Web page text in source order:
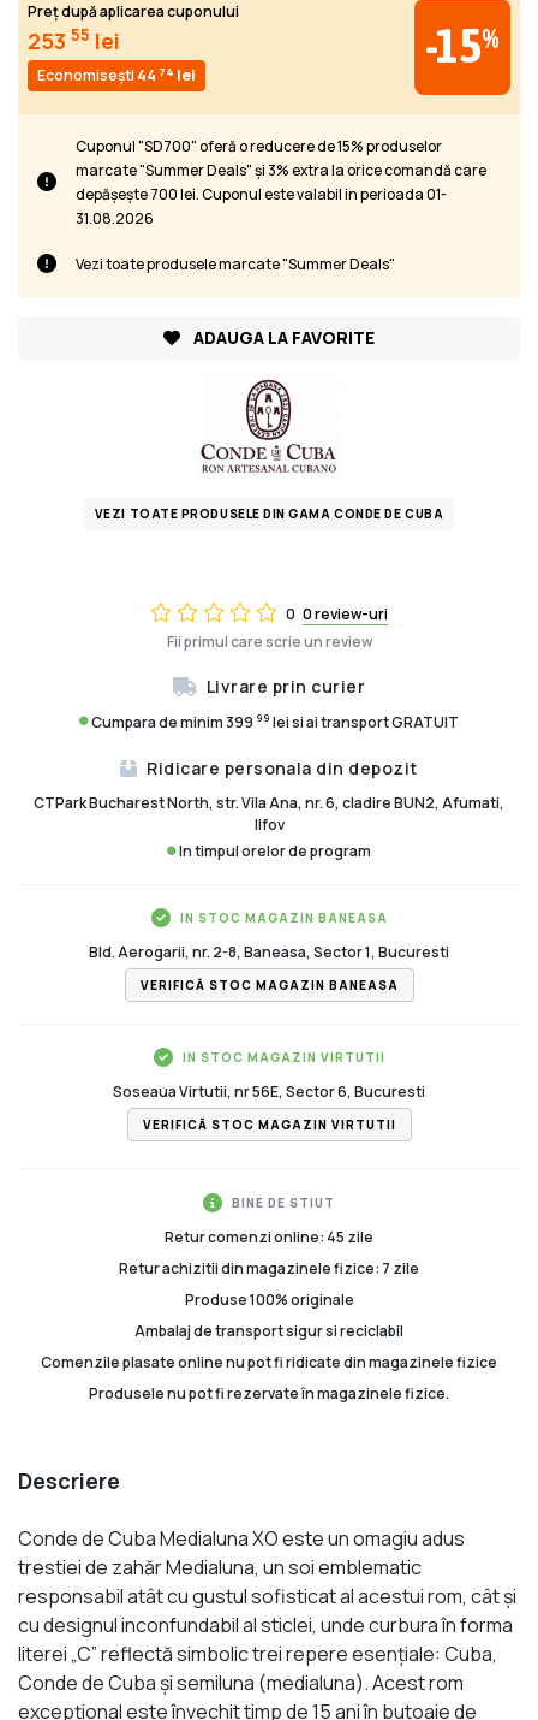
0 0 review-uri
Fii primul care scrie un review
Livrare prin curier
Cumpara de minim 399 99 lei si ai transport GRATUIT
Ridicare personala din depozit
CTPark Bucharest North, str. Vila Ana, nr. 6, cladire BUN2, Afumati,
Ilfov
In timpul orelor de program
IN STOC MAGAZIN BANEASA
Bld. Aerogarii, nr. 2-8, Baneasa, Sector 1, Bucuresti
VERIFICĂ STOC MAGAZIN BANEASA
IN STOC MAGAZIN VIRTUTII
Soseaua Virtutii, nr 56E, Sector 6, Bucuresti
VERIFICĂ STOC MAGAZIN VIRTUTII
BINE DE STIUT
Retur comenzi online: 45 zile
Retur achizitii din magazinele fizice: 7 zile
Produse 100% originale
Ambalaj de transport sigur si reciclabil
Comenzile plasate online nu pot fi ridicate din magazinele fizice
Produsele nu pot fi rezervate în magazinele fizice.
Preț după aplicarea cuponului
253 55 lei
Economisești 44 74 lei
-15%
Cuponul "SD700" oferă o reducere de 15% produselor
marcate "Summer Deals" și 3% extra la orice comandă care
depășește 700 lei. Cuponul este valabil in perioada 01-
31.08.2026
Vezi toate produsele marcate "Summer Deals"
ADAUGA LA FAVORITE
VEZI TOATE PRODUSELE DIN GAMA CONDE DE CUBA
Descriere
Conde de Cuba Medialuna XO este un omagiu adus
trestiei de zahăr Medialuna, un soi emblematic
responsabil atât cu gustul sofisticat al acestui rom, cât și
cu designul inconfundabil al sticlei, unde curbura în forma
literei „C” reflectă simbolic trei repere esențiale: Cuba,
Conde de Cuba și semiluna (medialuna). Acest rom
excepțional este învechit timp de 15 ani în butoaie de